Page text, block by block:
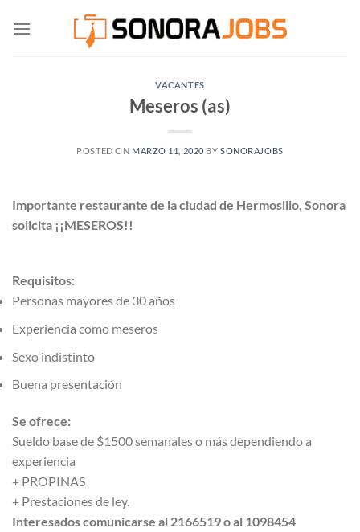
VACANTES
Meseros (as)
POSTED ON MARZO 11, 2020 BYSONORAJOBS
Importante restaurante de la ciudad de Hermosillo, Sonora
solicita ¡¡MESEROS!!
Requisitos:
Personas mayores de 30 años
Experiencia como meseros
Sexo indistinto
Buena presentación
Se ofrece:
Sueldo base de $1500 semanales o más dependiendo a
experiencia
+ PROPINAS
+ Prestaciones de ley.
Interesados comunicarse al 2166519 o al 1098454